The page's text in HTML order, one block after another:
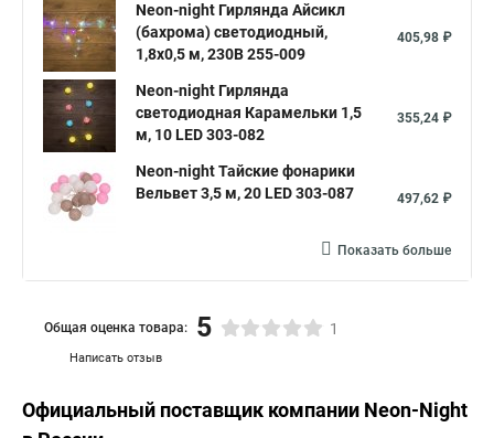
Neon-night Гирлянда Айсикл
(бахрома) светодиодный,
1,8х0,5 м, 230В 255-009
405,98 ₽
Neon-night Гирлянда
светодиодная Карамельки 1,5
м, 10 LED 303-082
355,24 ₽
Neon-night Тайские фонарики
Вельвет 3,5 м, 20 LED 303-087
497,62 ₽
Показать больше
Написать отзыв
Общая оценка товара: 5 1
Официальный поставщик компании Neon-Night